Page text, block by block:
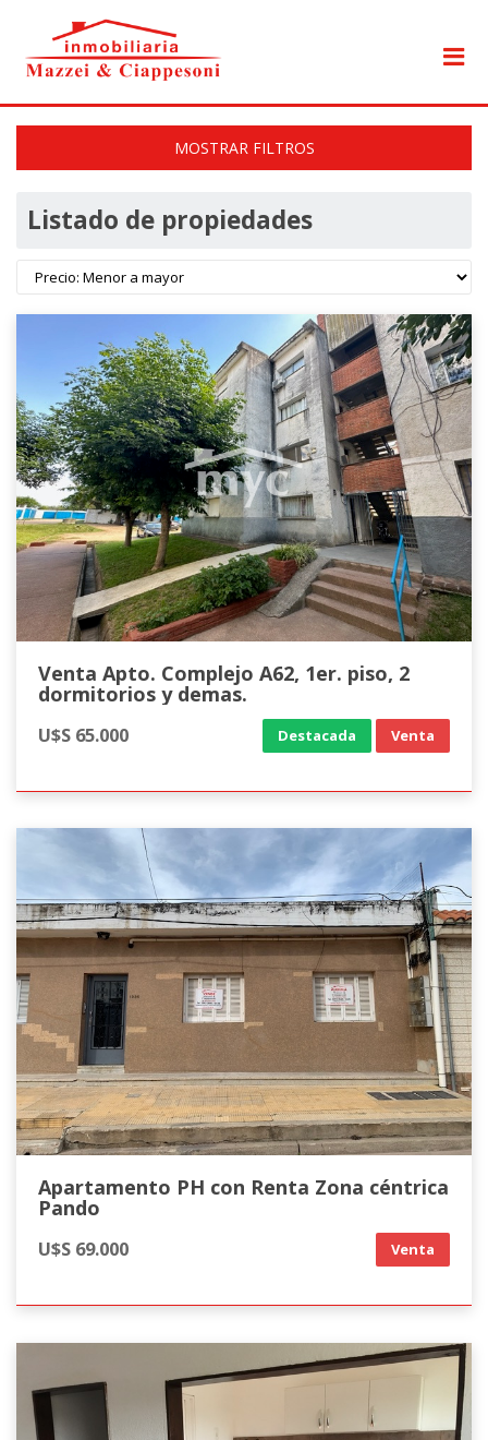
MOSTRAR FILTROS
Listado de propiedades
Venta Apto. Complejo A62, 1er. piso, 2
dormitorios y demas.
U$S 65.000 Destacada Venta
Apartamento PH con Renta Zona céntrica
Pando
U$S 69.000 Venta